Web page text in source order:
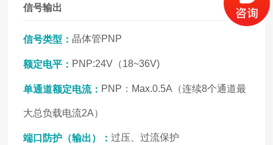
信号输出
信号类型：晶体管PNP
额定电平： PNP:24V（18~36V)
单通道额定电流： PNP：Max.0.5A（连续8个通道最
大总负载电流2A）
端口防护（输出）：过压、过流保护